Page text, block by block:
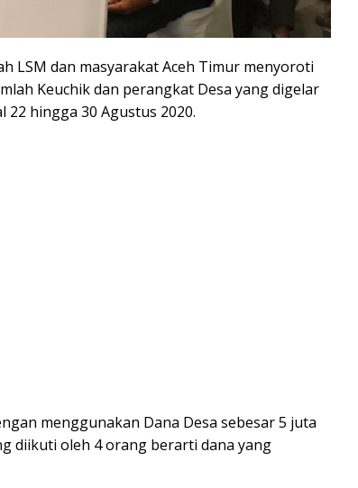
LSM dan masyarakat Aceh Timur menyoroti
Keuchik dan perangkat Desa yang digelar
22 hingga 30 Agustus 2020.
menggunakan Dana Desa sebesar 5 juta
diikuti oleh 4 orang berarti dana yang